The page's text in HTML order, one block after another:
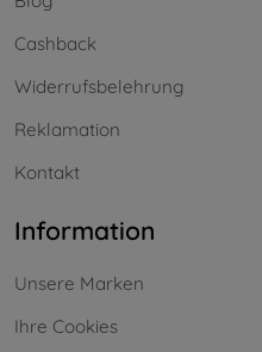
Cashback
Widerrufsbelehrung
Reklamation
Kontakt
Information
Unsere Marken
Ihre Cookies